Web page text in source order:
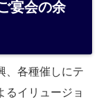
宴会の余
、各種催しにテ
るイリュージョ